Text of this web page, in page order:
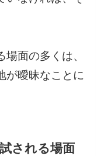
面の多くは、
が曖昧なことに
される場面